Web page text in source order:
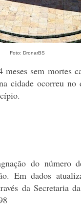
Foto: DronarBS
sem mortes
cidade ocorreu no
do número
Em dados
da Secretaria